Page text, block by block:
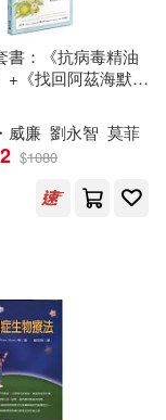
書：《抗病毒精油
+《找回阿茲海默的
威廉 劉永智 莫菲
$1080